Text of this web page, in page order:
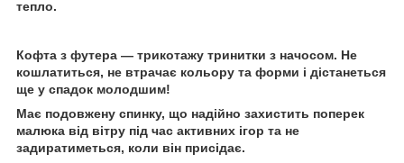
тепло.
Кофта з футера — трикотажу тринитки з начосом. Не
кошлатиться, не втрачає кольору та форми і дістанеться
ще у спадок молодшим!
Має подовжену спинку, що надійно захистить поперек
малюка від вітру під час активних ігор та не
задиратиметься, коли він присідає.